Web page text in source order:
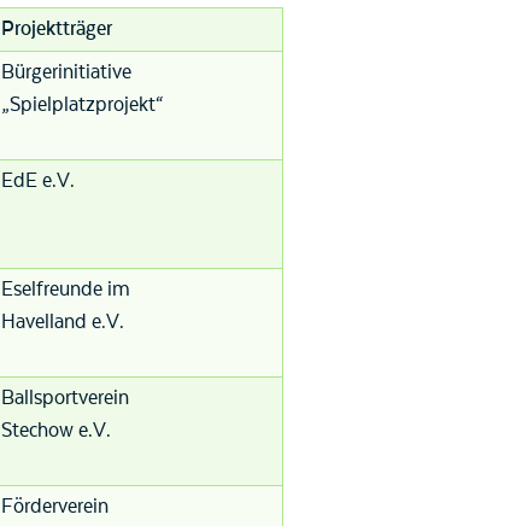
Projektträger
Bürgerinitiative
„Spielplatzprojekt“
EdE e.V.
Eselfreunde im
Havelland e.V.
Ballsportverein
Stechow e.V.
Förderverein